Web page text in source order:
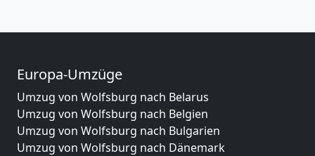
Europa-Umzüge
Umzug von Wolfsburg nach Belarus
Umzug von Wolfsburg nach Belgien
Umzug von Wolfsburg nach Bulgarien
Umzug von Wolfsburg nach Dänemark